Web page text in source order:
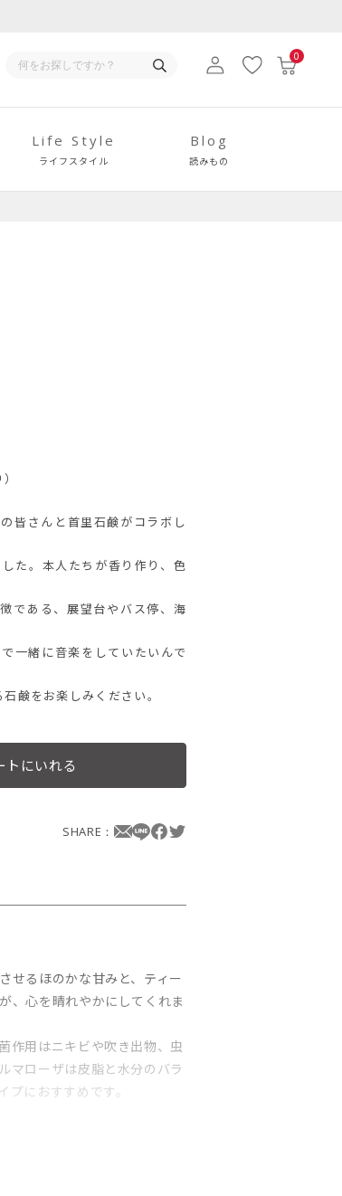
0
Life Style
ライフスタイル
Blog
読みもの
皆さんと首里石鹸がコラボし
た。本人たちが香り作り、色
である、展望台やバス停、海
一緒に音楽をしていたいんで
鹸をお楽しみください。
トにいれる
SHARE：
せるほのかな甘みと、ティー
、心を晴れやかにしてくれま
作用はニキビや吹き出物、虫
マローザは皮脂と水分のバラ
におすすめです。